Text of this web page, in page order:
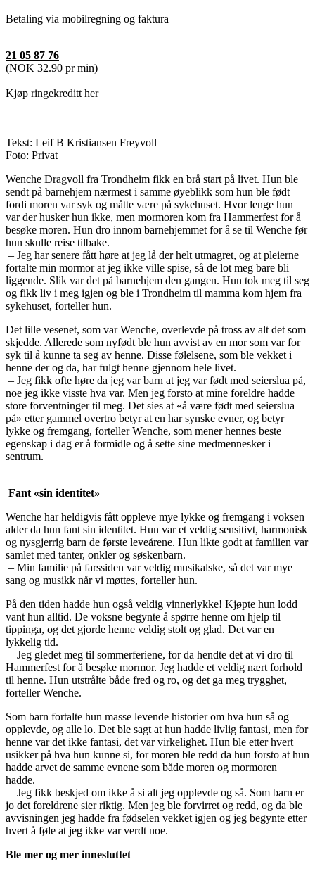
Betaling via mobilregning og faktura
21 05 87 76
(NOK 32.90 pr min)
Kjøp ringekreditt her
Tekst: Leif B Kristiansen Freyvoll
Foto: Privat
Wenche Dragvoll fra Trondheim fikk en brå start på livet. Hun ble
sendt på barnehjem nærmest i samme øyeblikk som hun ble født
fordi moren var syk og måtte være på sykehuset. Hvor lenge hun
var der husker hun ikke, men mormoren kom fra Hammerfest for å
besøke moren. Hun dro innom barnehjemmet for å se til Wenche før
hun skulle reise tilbake.
– Jeg har senere fått høre at jeg lå der helt utmagret, og at pleierne
fortalte min mormor at jeg ikke ville spise, så de lot meg bare bli
liggende. Slik var det på barnehjem den gangen. Hun tok meg til seg
og fikk liv i meg igjen og ble i Trondheim til mamma kom hjem fra
sykehuset, forteller hun.
Det lille vesenet, som var Wenche, overlevde på tross av alt det som
skjedde. Allerede som nyfødt ble hun avvist av en mor som var for
syk til å kunne ta seg av henne. Disse følelsene, som ble vekket i
henne der og da, har fulgt henne gjennom hele livet.
– Jeg fikk ofte høre da jeg var barn at jeg var født med seierslua på,
noe jeg ikke visste hva var. Men jeg forsto at mine foreldre hadde
store forventninger til meg. Det sies at «å være født med seierslua
på» etter gammel overtro betyr at en har synske evner, og betyr
lykke og fremgang, forteller Wenche, som mener hennes beste
egenskap i dag er å formidle og å sette sine medmennesker i
sentrum.
Fant «sin identitet»
Wenche har heldigvis fått oppleve mye lykke og fremgang i voksen
alder da hun fant sin identitet. Hun var et veldig sensitivt, harmonisk
og nysgjerrig barn de første leveårene. Hun likte godt at familien var
samlet med tanter, onkler og søskenbarn.
– Min familie på farssiden var veldig musikalske, så det var mye
sang og musikk når vi møttes, forteller hun.
På den tiden hadde hun også veldig vinnerlykke! Kjøpte hun lodd
vant hun alltid. De voksne begynte å spørre henne om hjelp til
tippinga, og det gjorde henne veldig stolt og glad. Det var en
lykkelig tid.
– Jeg gledet meg til sommerferiene, for da hendte det at vi dro til
Hammerfest for å besøke mormor. Jeg hadde et veldig nært forhold
til henne. Hun utstrålte både fred og ro, og det ga meg trygghet,
forteller Wenche.
Som barn fortalte hun masse levende historier om hva hun så og
opplevde, og alle lo. Det ble sagt at hun hadde livlig fantasi, men for
henne var det ikke fantasi, det var virkelighet. Hun ble etter hvert
usikker på hva hun kunne si, for moren ble redd da hun forsto at hun
hadde arvet de samme evnene som både moren og mormoren
hadde.
– Jeg fikk beskjed om ikke å si alt jeg opplevde og så. Som barn er
jo det foreldrene sier riktig. Men jeg ble forvirret og redd, og da ble
avvisningen jeg hadde fra fødselen vekket igjen og jeg begynte etter
hvert å føle at jeg ikke var verdt noe.
Ble mer og mer innesluttet